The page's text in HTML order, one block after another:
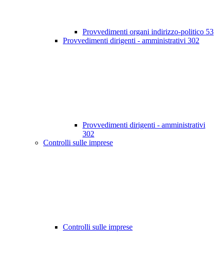
Provvedimenti organi indirizzo-politico 53
Provvedimenti dirigenti - amministrativi 302
Provvedimenti dirigenti - amministrativi
302
Controlli sulle imprese
Controlli sulle imprese